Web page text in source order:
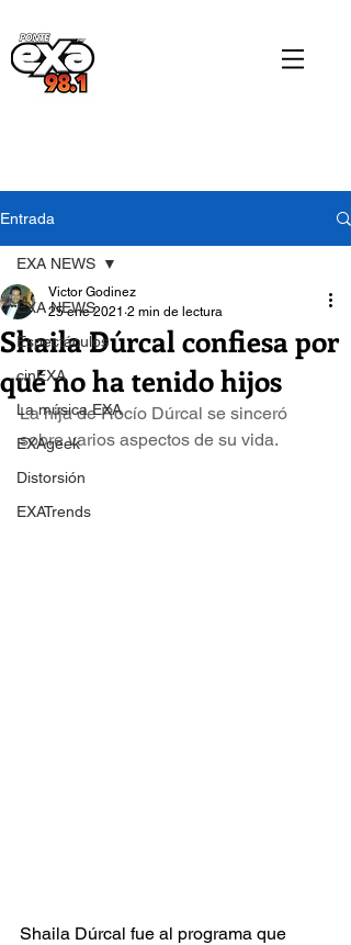
Entrada
EXA NEWS
Espectáculos
cinEXA
La música EXA
EXAgeek
Distorsión
EXATrends
EXA NEWS
Shaila Dúrcal confiesa por
qué no ha tenido hijos
Victor Godinez
25 ene 2021 2 min de lectura
La hija de Rocío Dúrcal se sinceró
sobre varios aspectos de su vida.
Shaila Dúrcal fue al programa que